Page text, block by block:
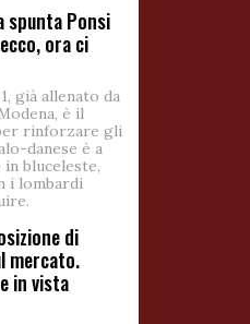
spunta Ponsi
ora ci
già allenato da
è il
rinforzare gli
danese è a
bluceleste,
i lombardi
di
mercato.
in vista